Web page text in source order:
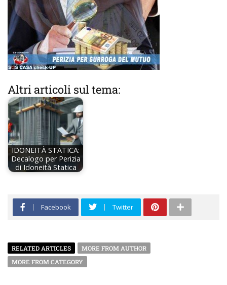
Altri articoli sul tema:
IDONEITÀ STATICA:
Decalogo per Perizia
di Idoneità Statica
Facebook Twitter
RELATED ARTICLES
MORE FROM AUTHOR
MORE FROM CATEGORY